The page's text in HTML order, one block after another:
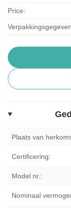
Price:
Plaats van
Certificering:
Model nr.:
Nominaal